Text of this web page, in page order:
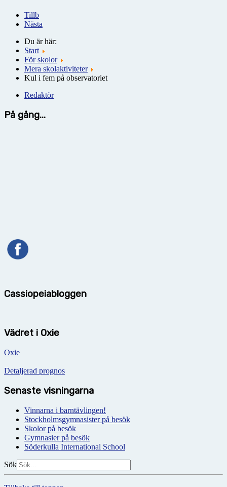
Tillb
Nästa
Du är här:
Start
För skolor
Mera skolaktiviteter
Kul i fem på observatoriet
Redaktör
På gång...
Cassiopeiabloggen
Vädret i Oxie
Oxie
Detaljerad prognos
Senaste visningarna
Vinnarna i barntävlingen!
Stockholmsgymnasister på besök
Skolor på besök
Gymnasier på besök
Söderkulla International School
Sök